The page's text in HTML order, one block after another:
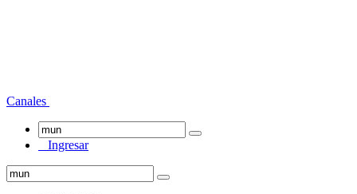
Canales
Ingresar